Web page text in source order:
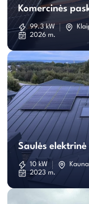
Komercinės
99.3 kW
2026 m.
Saulės
10 kW
2023 m.